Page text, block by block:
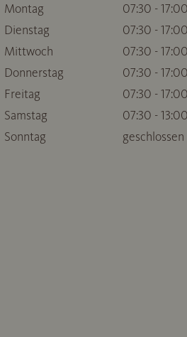
Montag
07:30 - 17:00
Dienstag
07:30 - 17:00
Mittwoch
07:30 - 17:00
Donnerstag
07:30 - 17:00
Freitag
07:30 - 17:00
Samstag
07:30 - 13:00
Sonntag
geschlossen